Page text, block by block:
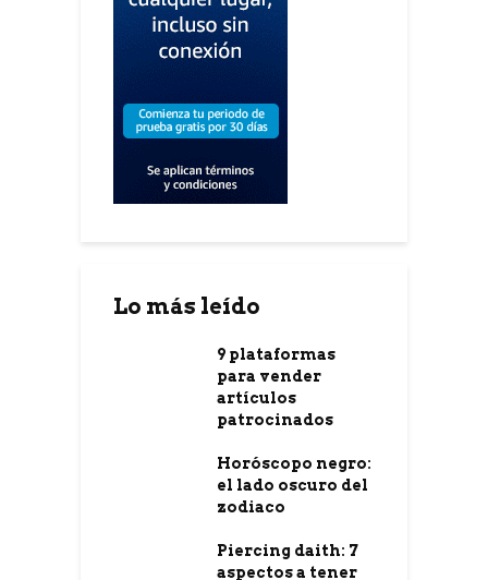
Lo más leído
9 plataformas
para vender
artículos
patrocinados
Horóscopo negro:
el lado oscuro del
zodiaco
Piercing daith: 7
aspectos a tener